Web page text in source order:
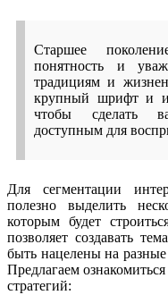
Старшее
понятность и
традициям и
крупный шрифт и
чтобы сделать
доступным для
Для сегментации
полезно выделить
которым будет
позволяет создавать
быть нацелены на
Предлагаем
стратегий: